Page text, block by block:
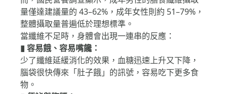
量僅達建議量的 43–62%，成年女性則約 51–79%，
整體攝取量普遍低於理想標準。
當纖維不足時，身體會出現一連串的反應：
▮ 容易餓、容易嘴饞：
少了纖維延緩消化的效果，血糖迅速上升又下降，
腦袋很快傳來「肚子餓」的訊號，容易吃下更多食
物。